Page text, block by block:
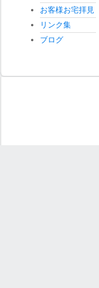
お客様お宅拝見
リンク集
ブログ